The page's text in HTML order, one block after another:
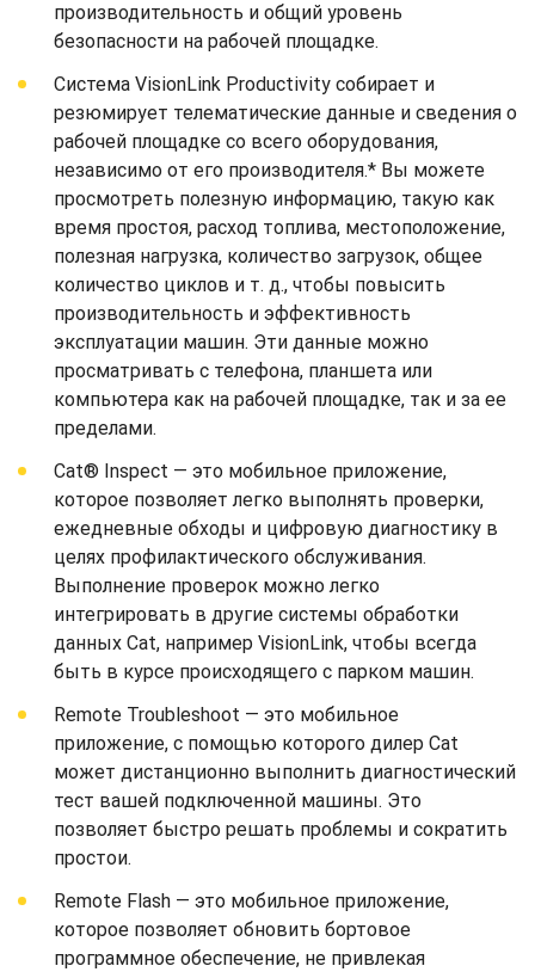
производительность и общий уровень
безопасности на рабочей площадке.
Система VisionLink Productivity собирает и
резюмирует телематические данные и сведения о
рабочей площадке со всего оборудования,
независимо от его производителя.* Вы можете
просмотреть полезную информацию, такую как
время простоя, расход топлива, местоположение,
полезная нагрузка, количество загрузок, общее
количество циклов и т. д., чтобы повысить
производительность и эффективность
эксплуатации машин. Эти данные можно
просматривать с телефона, планшета или
компьютера как на рабочей площадке, так и за ее
пределами.
Cat® Inspect — это мобильное приложение,
которое позволяет легко выполнять проверки,
ежедневные обходы и цифровую диагностику в
целях профилактического обслуживания.
Выполнение проверок можно легко
интегрировать в другие системы обработки
данных Cat, например VisionLink, чтобы всегда
быть в курсе происходящего с парком машин.
Remote Troubleshoot — это мобильное
приложение, с помощью которого дилер Cat
может дистанционно выполнить диагностический
тест вашей подключенной машины. Это
позволяет быстро решать проблемы и сократить
простои.
Remote Flash — это мобильное приложение,
которое позволяет обновить бортовое
программное обеспечение, не привлекая